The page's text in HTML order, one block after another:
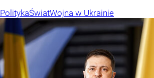
PolitykaŚwiatWojna w Ukrainie